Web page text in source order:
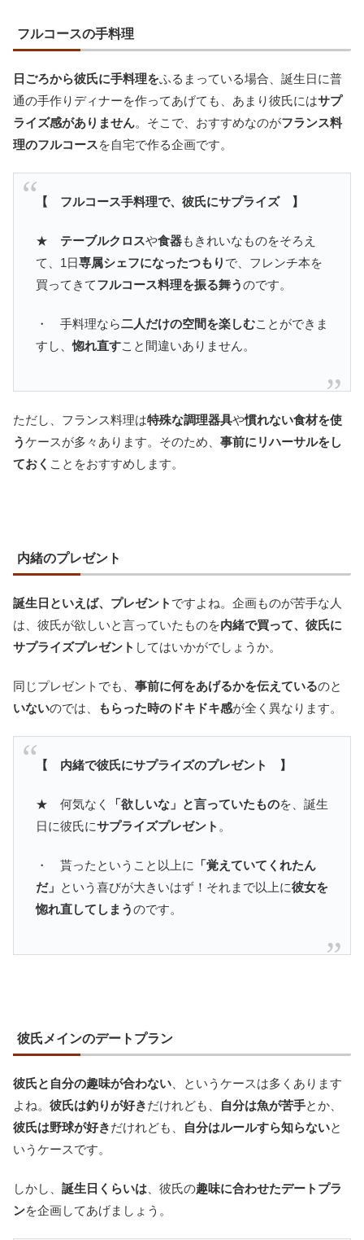
フルコースの手料理
日ごろから彼氏に手料理をふるまっている場合、誕生日に普
通の手作りディナーを作ってあげても、あまり彼氏にはサプ
ライズ感がありません。そこで、おすすめなのがフランス料
理のフルコースを自宅で作る企画です。
【 フルコース手料理で、彼氏にサプライズ 】
★ テーブルクロスや食器もきれいなものをそろえ
て、1日専属シェフになったつもり で、フレンチ本を
買ってきてフルコース料理を振る舞うのです。
・ 手料理なら二人だけの空間を楽しむことができま
すし、惚れ直すこと間違いありません。
ただし、フランス料理は特殊な調理器具や慣れない食材を使
うケースが多々あります。そのため、 事前にリハーサルをし
ておく ことをおすすめします。
内緒のプレゼント
誕生日といえば、プレゼント ですよね。企画ものが苦手な人
は、彼氏が欲しいと言っていたものを内緒で買って、彼氏に
サプライズプレゼント してはいかがでしょうか。
同じプレゼントでも、 事前に何をあげるかを伝えているのと
いないのでは、 もらった時のドキドキ感が全く異なります。
【 内緒で彼氏にサプライズのプレゼント 】
★ 何気なく 「欲しいな」と言っていたものを、誕生
日に彼氏にサプライズプレゼント 。
・ 貰ったということ以上に
「覚えていてくれたん
だ」 という喜びが大きいはず！それまで以上に彼女を
惚れ直してしまうのです。
彼氏メインのデートプラン
彼氏と自分の趣味が合わない 、というケースは多くあります
よね。 彼氏は釣りが好きだけれども、 自分は魚が苦手とか、
彼氏は野球が好きだけれども、 自分はルールすら知らないと
いうケースです。
しかし、 誕生日くらいは 、彼氏の趣味に合わせたデートプラ
ンを企画してあげましょう。